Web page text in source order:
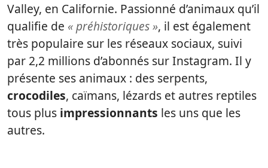
Valley, en Californie. Passionné d’animaux qu’il
qualifie de « préhistoriques », il est également
très populaire sur les réseaux sociaux, suivi
par 2,2 millions d’abonnés sur Instagram. Il y
présente ses animaux : des serpents,
crocodiles, caïmans, lézards et autres reptiles
tous plus impressionnants les uns que les
autres.